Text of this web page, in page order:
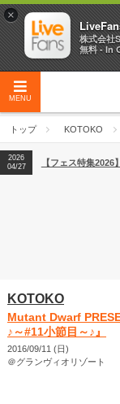
MENU
トップ KOTOKO
2026
04/27
2026
【ライブ動員ラン
2026
04/27
【フェス特集2026
KOTOKO
Mutant Dwarf
♪～#11小節目～♪』
2016/09/11 (日)
＠グランヴィオリゾート
×
株式会社
無料 - In